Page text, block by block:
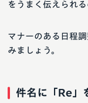
をうまく伝えられる
マナーのある日程
みましょう。
件名に「Re」